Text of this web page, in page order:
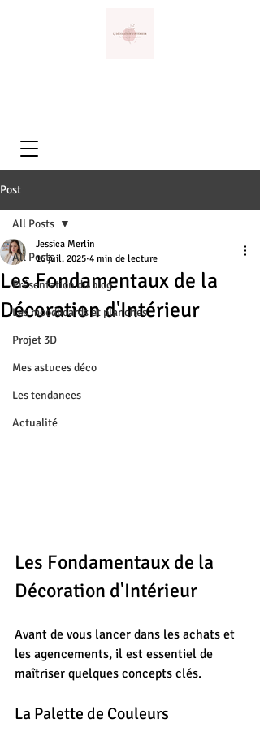
Post
All Posts
Présentation du blog
Les moodboards et planches
Projet 3D
Mes astuces déco
Les tendances
Actualité
All Posts
Les Fondamentaux de la
Décoration d'Intérieur
Jessica Merlin
16 juil. 2025 4 min de lecture
Les Fondamentaux de la
Décoration d'Intérieur
Avant de vous lancer dans les achats et
les agencements, il est essentiel de
maîtriser quelques concepts clés.
La Palette de Couleurs